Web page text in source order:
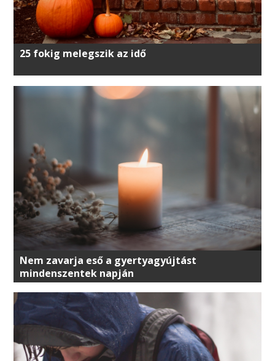
25 fokig melegszik az idő
Nem zavarja eső a gyertyagyújtást
mindenszentek napján